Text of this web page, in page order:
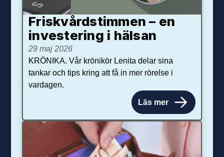
Friskvårdstimmen – en
investering i hälsan
29 maj 2026
KRÖNIKA. Vår krönikör Lenita delar sina
tankar och tips kring att få in mer rörelse i
vardagen.
Läs mer